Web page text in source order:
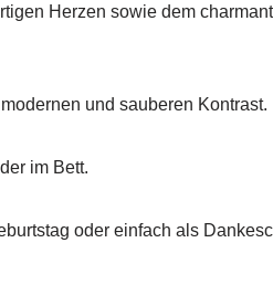
Herzen sowie dem
und sauberen Kontrast.
im Bett.
oder einfach als